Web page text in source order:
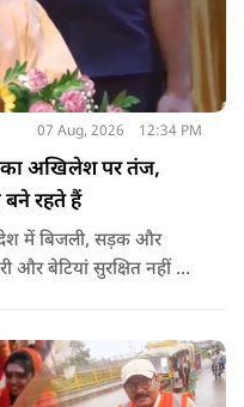
07 Aug, 2026 12:34 PM
का अखिलेश पर तंज,
रहते हैं
में बिजली, सड़क और
और बेटियां सुरक्षित नहीं थीं.